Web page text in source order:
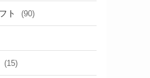
ト (90)
(15)